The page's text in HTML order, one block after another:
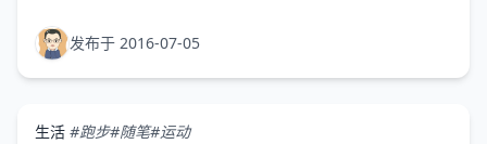
发布于 2016-07-05
生活 #跑步#随笔#运动